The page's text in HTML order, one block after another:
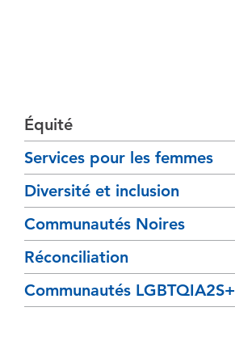
Équité
Services pour les femmes
Diversité et inclusion
Communautés Noires
Réconciliation
Communautés LGBTQIA2S+